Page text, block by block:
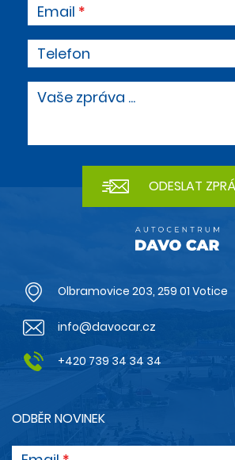
Email
Telefon
Vaše zpráva ...
Olbramovice 203, 259 01 Votice
info@davocar.cz
+420 739 34 34 34
ODBĚR NOVINEK